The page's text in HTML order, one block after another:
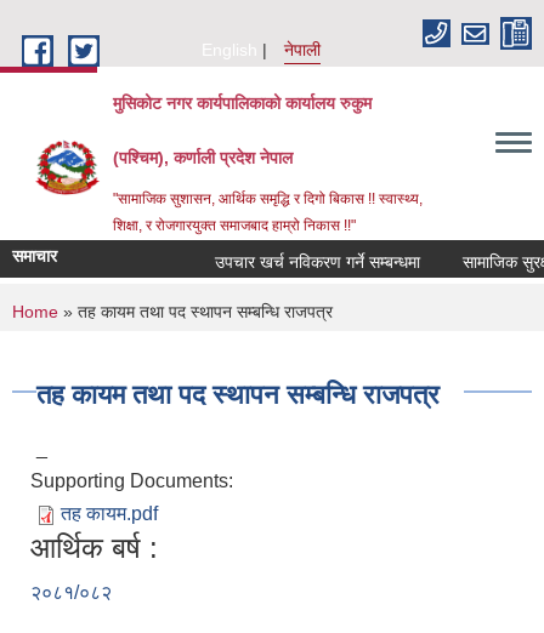
English
नेपाली
मुसिकोट नगर कार्यपालिकाको कार्यालय रुकुम
(पश्चिम), कर्णाली प्रदेश नेपाल
"सामाजिक सुशासन, आर्थिक समृद्धि र दिगो बिकास !! स्वास्थ्य,
शिक्षा, र रोजगारयुक्त समाजबाद हाम्रो निकास !!"
समाचार उपचार खर्च नविकरण गर्ने सम्बन्धमा
You are here
Home » तह कायम तथा पद स्थापन सम्बन्धि राजपत्र
तह कायम तथा पद स्थापन सम्बन्धि राजपत्र
Supporting Documents:
तह कायम.pdf
आर्थिक बर्ष :
२०८१/०८२